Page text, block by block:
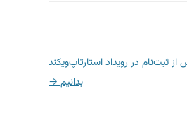
ثبت‌نام در رویداد استارتاپ‌ویکند
بدانیم→